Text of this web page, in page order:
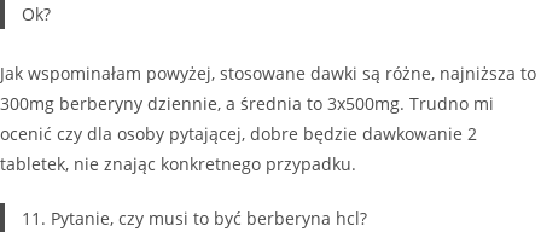
Ok?
Jak wspominałam powyżej, stosowane dawki są różne, najniższa to
300mg berberyny dziennie, a średnia to 3x500mg. Trudno mi
ocenić czy dla osoby pytającej, dobre będzie dawkowanie 2
tabletek, nie znając konkretnego przypadku.
11. Pytanie, czy musi to być berberyna hcl?